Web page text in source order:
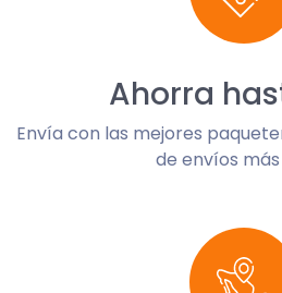
Ahorra
Envía con las mejores
de envíos